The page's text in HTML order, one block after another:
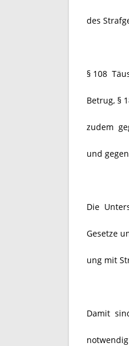
des
§ 108
Betrug, §
zudem
und
Die
Gesetze
ung mit
Damit